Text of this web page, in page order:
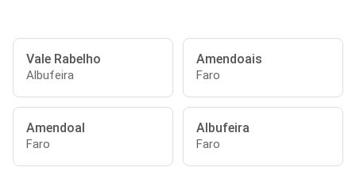
Vale Rabelho
Albufeira
Amendoais
Faro
Amendoal
Faro
Albufeira
Faro